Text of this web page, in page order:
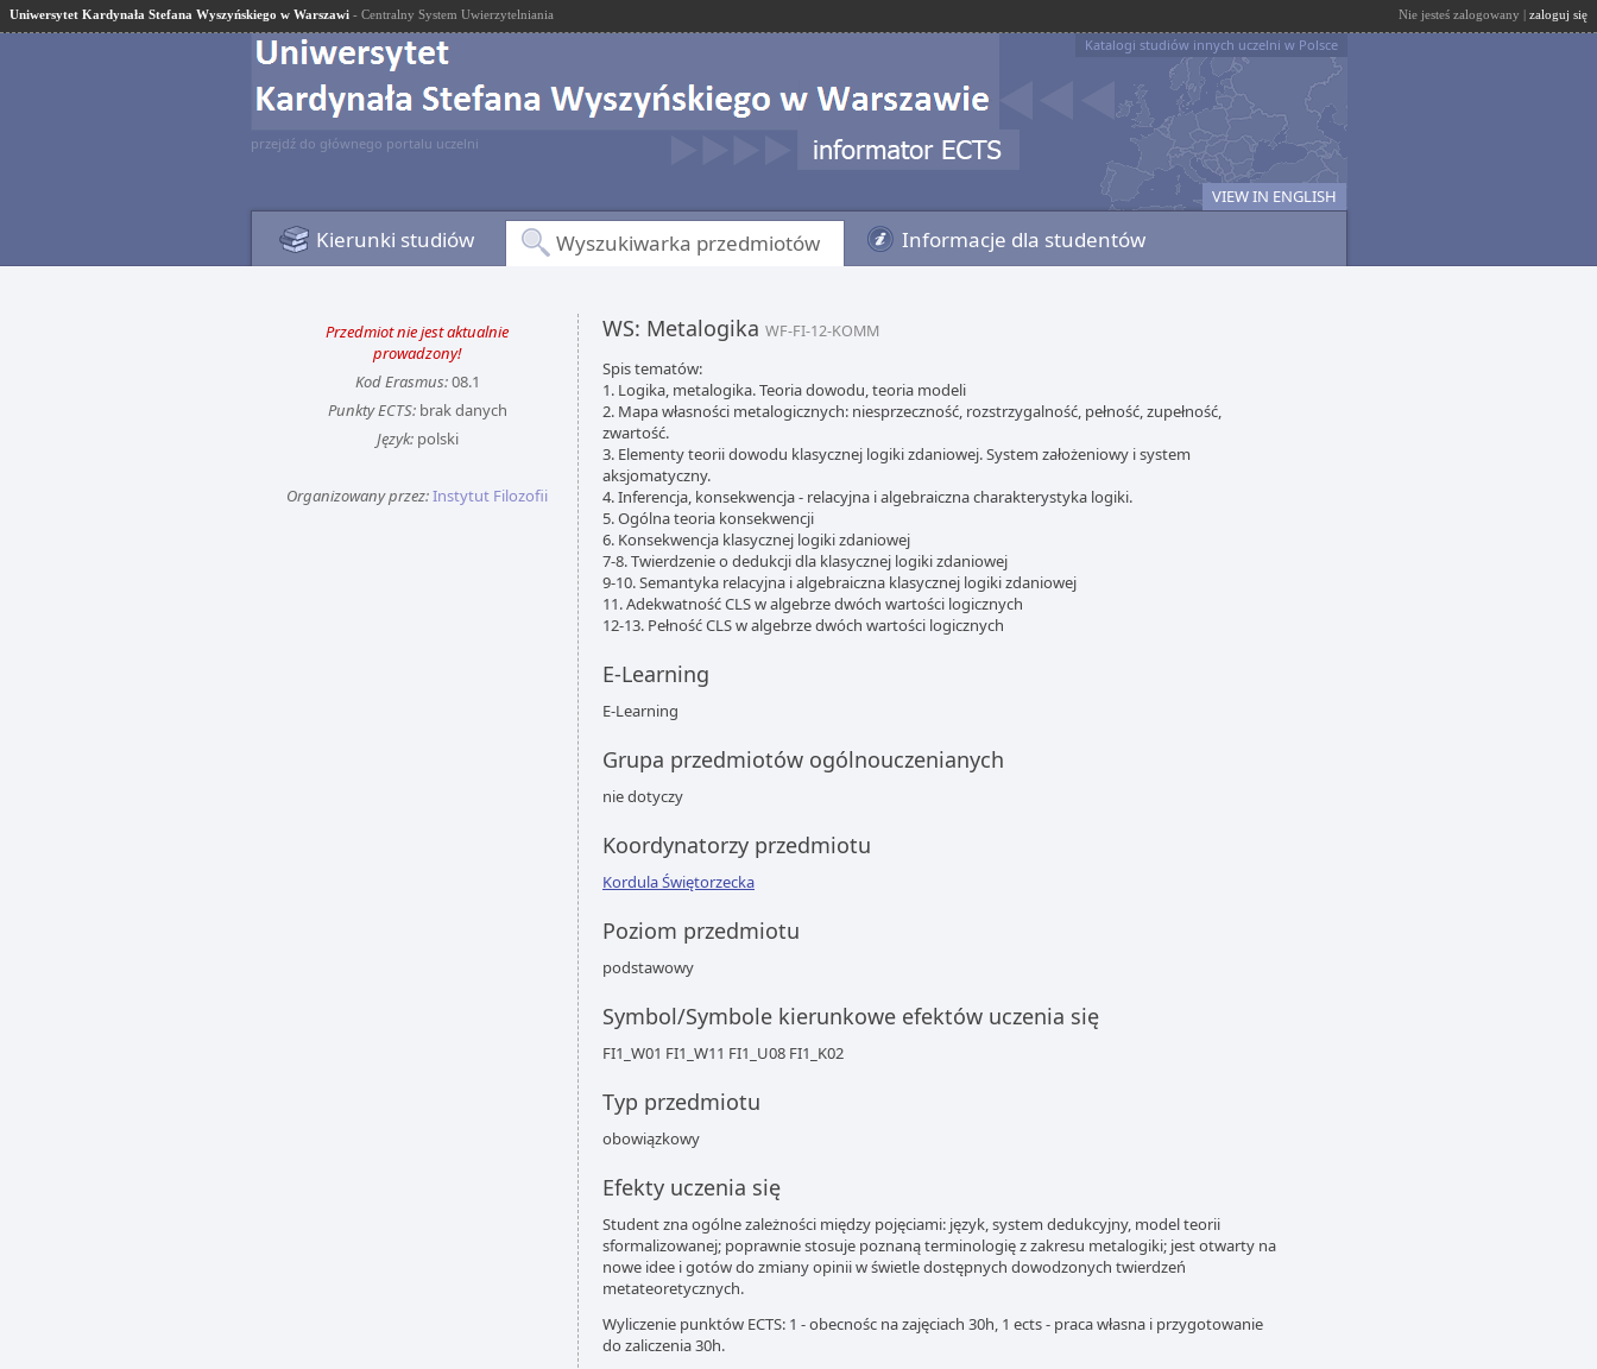
Uniwersytet Kardynała Stefana Wyszyńskiego w Warszawi - Centralny System Uwierzytelniania Nie jesteś zalogowany | zaloguj się
przejdź do głównego portalu uczelni
Katalogi studiów innych uczelni w Polsce
VIEW IN ENGLISH
Kierunki studiów Wyszukiwarka przedmiotów Informacje dla studentów
Przedmiot nie jest aktualnie
prowadzony!
Kod Erasmus:08.1
Punkty ECTS:brak danych
Język:polski
Organizowany przez:Instytut Filozofii
WS: Metalogika WF-FI-12-KOMM
Spis tematów:
1. Logika, metalogika. Teoria dowodu, teoria modeli
2. Mapa własności metalogicznych: niesprzeczność, rozstrzygalność, pełność, zupełność,
zwartość.
3. Elementy teorii dowodu klasycznej logiki zdaniowej. System założeniowy i system
aksjomatyczny.
4. Inferencja, konsekwencja - relacyjna i algebraiczna charakterystyka logiki.
5. Ogólna teoria konsekwencji
6. Konsekwencja klasycznej logiki zdaniowej
7-8. Twierdzenie o dedukcji dla klasycznej logiki zdaniowej
9-10. Semantyka relacyjna i algebraiczna klasycznej logiki zdaniowej
11. Adekwatność CLS w algebrze dwóch wartości logicznych
12-13. Pełność CLS w algebrze dwóch wartości logicznych
E-Learning
E-Learning
Grupa przedmiotów ogólnouczenianych
nie dotyczy
Koordynatorzy przedmiotu
Kordula Świętorzecka
Poziom przedmiotu
podstawowy
Symbol/Symbole kierunkowe efektów uczenia się
FI1_W01 FI1_W11 FI1_U08 FI1_K02
Typ przedmiotu
obowiązkowy
Efekty uczenia się
Student zna ogólne zależności między pojęciami: język, system dedukcyjny, model teorii
sformalizowanej; poprawnie stosuje poznaną terminologię z zakresu metalogiki; jest otwarty na
nowe idee i gotów do zmiany opinii w świetle dostępnych dowodzonych twierdzeń
metateoretycznych.
Wyliczenie punktów ECTS: 1 - obecnośc na zajęciach 30h, 1 ects - praca własna i przygotowanie
do zaliczenia 30h.